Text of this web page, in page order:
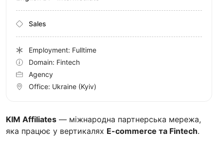
KIM Affiliates — міжнародна партнерська мережа,
яка працює у вертикалях E-commerce та Fintech.
Sales
Employment: Fulltime
Domain: Fintech
Agency
Office: Ukraine (Kyiv)